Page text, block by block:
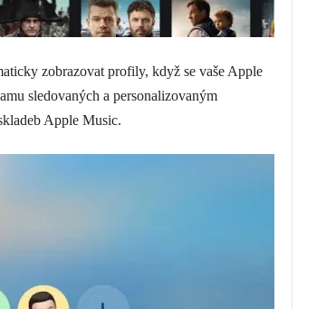
zobrazovat profily, když se vaše Apple
sledovaných a personalizovaným
Apple Music.